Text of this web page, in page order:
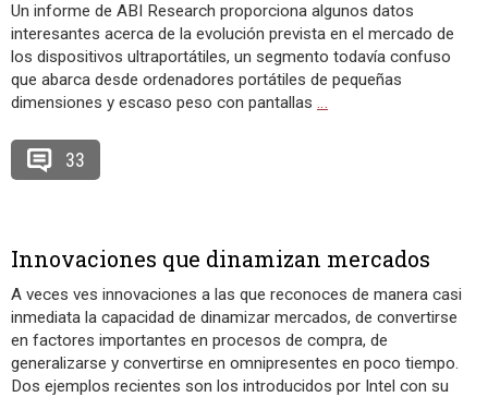
Un informe de ABI Research proporciona algunos datos
interesantes acerca de la evolución prevista en el mercado de
los dispositivos ultraportátiles, un segmento todavía confuso
que abarca desde ordenadores portátiles de pequeñas
dimensiones y escaso peso con pantallas …
33
Innovaciones que dinamizan mercados
A veces ves innovaciones a las que reconoces de manera casi
inmediata la capacidad de dinamizar mercados, de convertirse
en factores importantes en procesos de compra, de
generalizarse y convertirse en omnipresentes en poco tiempo.
Dos ejemplos recientes son los introducidos por Intel con su